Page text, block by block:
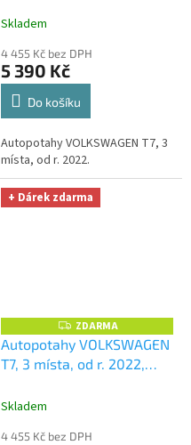
černé+ OPTIMÁL utěrka
Microfiber zdarma v
hodnotě 329,-Kč
Skladem
4 455 Kč bez DPH
5 390 Kč
Do košíku
Autopotahy VOLKSWAGEN T7, 3
místa, od r. 2022.
+ Dárek zdarma
Z
D
A
M
ZDARMA
Autopotahy VOLKSWAGEN
T7, 3 místa, od r. 2022,
avio+ OPTIMÁL utěrka na
Skladem
4 455 Kč bez DPH